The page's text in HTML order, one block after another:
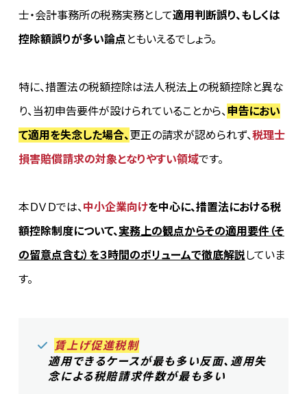
士・会計事務所の税務実務として適用判断誤り、もしくは
控除額誤りが多い論点ともいえるでしょう。
特に、措置法の税額控除は法人税法上の税額控除と異な
り、当初申告要件が設けられていることから、申告におい
て適用を失念した場合、更正の請求が認められず、税理士
損害賠償請求の対象となりやすい領域です。
本ＤＶＤでは、中小企業向けを中心に、措置法における税
額控除制度について、実務上の観点からその適用要件（そ
の留意点含む）を３時間のボリュームで徹底解説していま
す。
賃上げ促進税制
適用できるケースが最も多い反面、適用失
念による税賠請求件数が最も多い